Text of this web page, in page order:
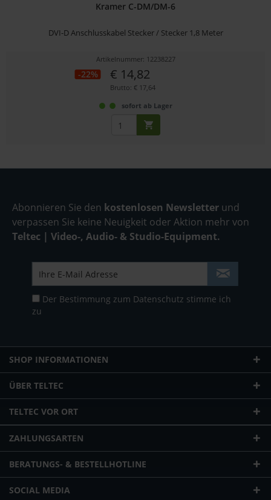
Kramer C-DM/DM-6
DVI-D Anschlusskabel Stecker / Stecker 1,8 Meter
Artikelnummer: 12238227
-22% € 14,82
Brutto: € 17,64
sofort ab Lager
Abonnieren Sie den kostenlosen Newsletter und
verpassen Sie keine Neuigkeit oder Aktion mehr von
Teltec | Video-, Audio- & Studio-Equipment.
Der Bestimmung zum Datenschutz stimme ich
zu
SHOP INFORMATIONEN
ÜBER TELTEC
TELTEC VOR ORT
ZAHLUNGSARTEN
BERATUNGS- & BESTELLHOTLINE
SOCIAL MEDIA